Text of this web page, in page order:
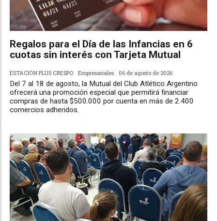
Regalos para el Día de las Infancias en 6
cuotas sin interés con Tarjeta Mutual
ESTACIÓN PLUS CRESPO Empresariales 06 de agosto de 2026
Del 7 al 18 de agosto, la Mutual del Club Atlético Argentino
ofrecerá una promoción especial que permitirá financiar
compras de hasta $500.000 por cuenta en más de 2.400
comercios adheridos.